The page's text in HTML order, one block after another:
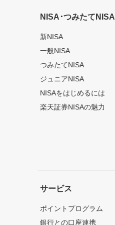
NISA･つみたてNISA
新NISA
一般NISA
つみたてNISA
ジュニアNISA
NISAをはじめるには
楽天証券NISAの魅力
サービス
ポイントプログラム
銀行との口座連携